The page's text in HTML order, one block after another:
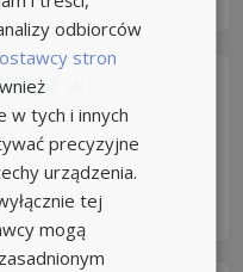
w
odbiorców
stron
w tych i innych
precyzyjne
urządzenia.
tej
mogą